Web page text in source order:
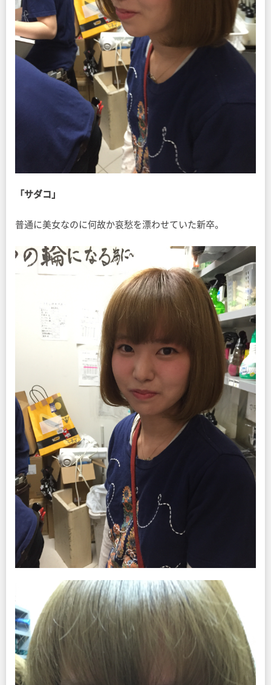
「サダコ」
普通に美女なのに何故か哀愁を漂わせていた新卒。